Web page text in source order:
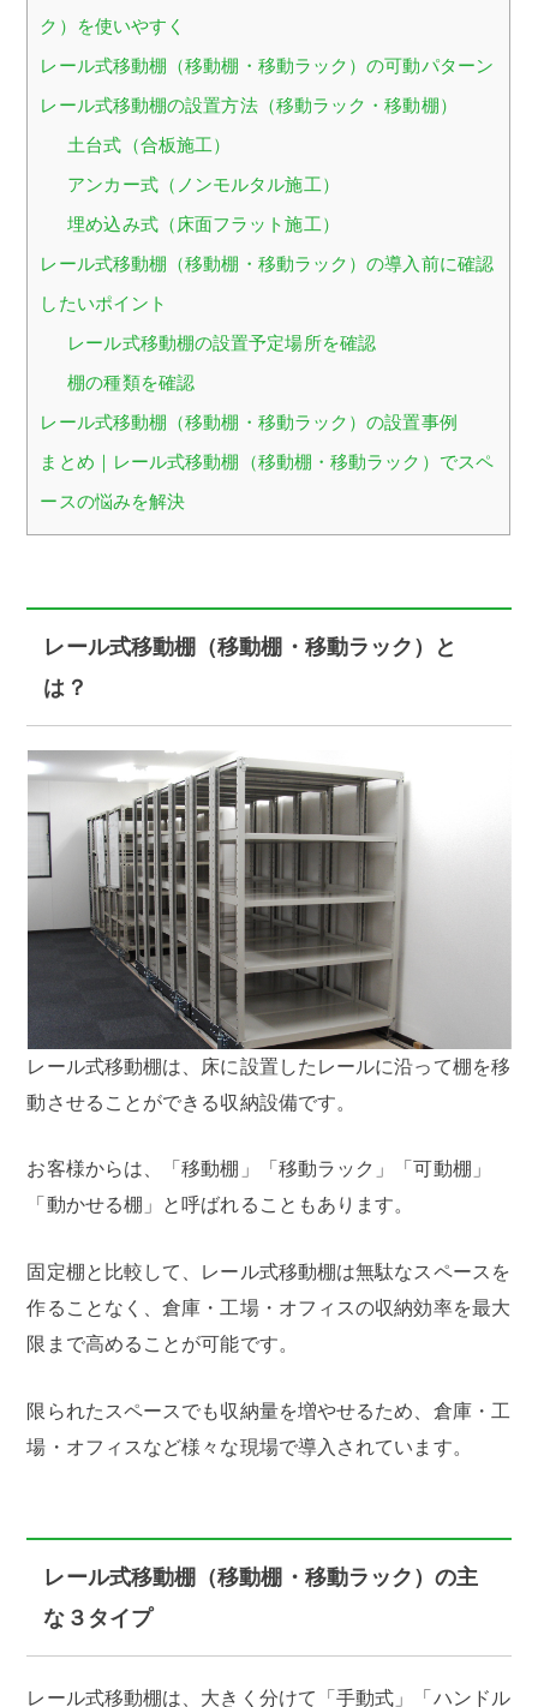
ク）を使いやすく
レール式移動棚（移動棚・移動ラック）の可動パターン
レール式移動棚の設置方法（移動ラック・移動棚）
土台式（合板施工）
アンカー式（ノンモルタル施工）
埋め込み式（床面フラット施工）
レール式移動棚（移動棚・移動ラック）の導入前に確認
したいポイント
レール式移動棚の設置予定場所を確認
棚の種類を確認
レール式移動棚（移動棚・移動ラック）の設置事例
まとめ｜レール式移動棚（移動棚・移動ラック）でスペ
ースの悩みを解決
レール式移動棚（移動棚・移動ラック）と
は？
レール式移動棚は、床に設置したレールに沿って棚を移
動させることができる収納設備です。
お客様からは、「移動棚」「移動ラック」「可動棚」
「動かせる棚」と呼ばれることもあります。
固定棚と比較して、レール式移動棚は無駄なスペースを
作ることなく、倉庫・工場・オフィスの収納効率を最大
限まで高めることが可能です。
限られたスペースでも収納量を増やせるため、倉庫・工
場・オフィスなど様々な現場で導入されています。
レール式移動棚（移動棚・移動ラック）の主
な３タイプ
レール式移動棚は、大きく分けて「手動式」「ハンドル